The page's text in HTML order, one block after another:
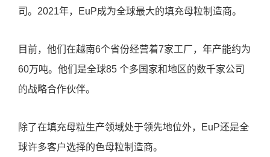
司。2021年，EuP成为全球最大的填充母粒制造商。
目前，他们在越南6个省份经营着7家工厂，年产能约为
60万吨。他们是全球85 个多国家和地区的数千家公司
的战略合作伙伴。
除了在填充母粒生产领域处于领先地位外，EuP还是全
球许多客户选择的色母粒制造商。